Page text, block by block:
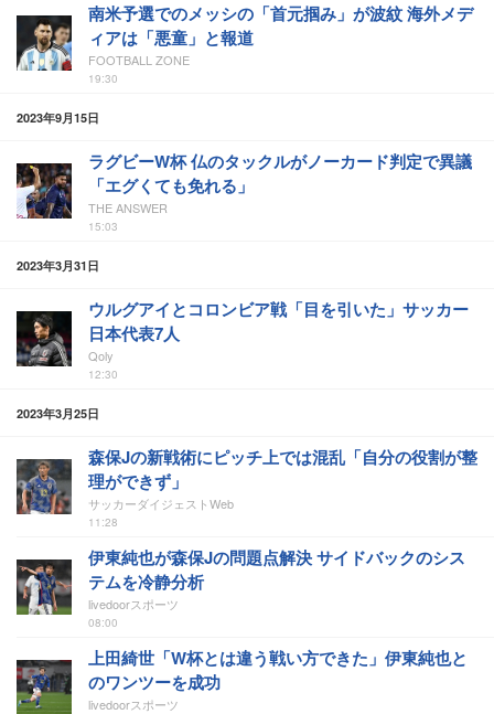
南米予選でのメッシの「首元掴み」が波紋 海外メデ
ィアは「悪童」と報道
FOOTBALL ZONE
19:30
2023年9月15日
ラグビーW杯 仏のタックルがノーカード判定で異議
「エグくても免れる」
THE ANSWER
15:03
2023年3月31日
ウルグアイとコロンビア戦「目を引いた」サッカー
日本代表7人
Qoly
12:30
2023年3月25日
森保Jの新戦術にピッチ上では混乱「自分の役割が整
理ができず」
サッカーダイジェストWeb
11:28
伊東純也が森保Jの問題点解決 サイドバックのシス
テムを冷静分析
livedoorスポーツ
08:00
上田綺世「W杯とは違う戦い方できた」伊東純也と
のワンツーを成功
livedoorスポーツ